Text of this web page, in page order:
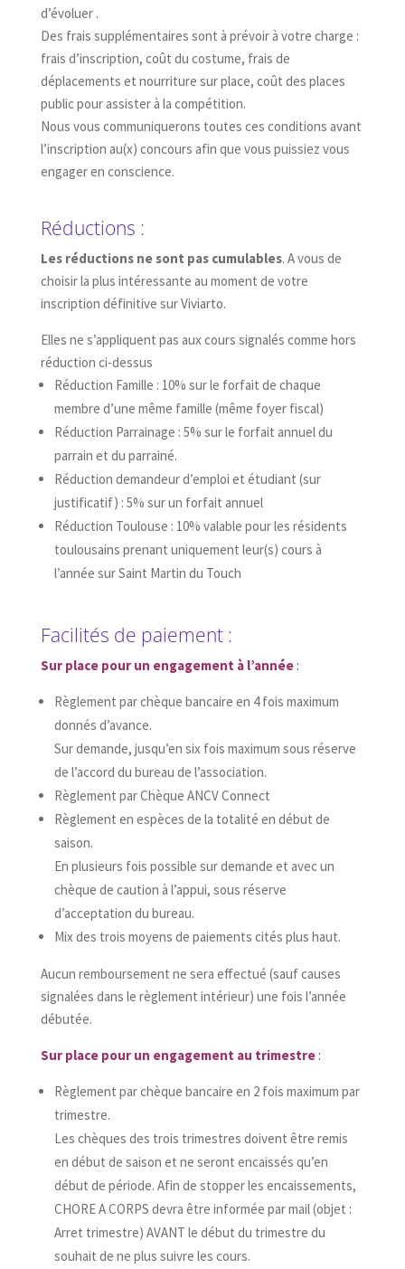
d’évoluer .
Des frais supplémentaires sont à prévoir à votre charge :
frais d’inscription, coût du costume, frais de
déplacements et nourriture sur place, coût des places
public pour assister à la compétition.
Nous vous communiquerons toutes ces conditions avant
l’inscription au(x) concours afin que vous puissiez vous
engager en conscience.
Réductions :
Les réductions ne sont pas cumulables. A vous de
choisir la plus intéressante au moment de votre
inscription définitive sur Viviarto.
Elles ne s’appliquent pas aux cours signalés comme hors
réduction ci-dessus
Réduction Famille : 10% sur le forfait de chaque
membre d’une même famille (même foyer fiscal)
Réduction Parrainage : 5% sur le forfait annuel du
parrain et du parrainé.
Réduction demandeur d’emploi et étudiant (sur
justificatif) : 5% sur un forfait annuel
Réduction Toulouse : 10% valable pour les résidents
toulousains prenant uniquement leur(s) cours à
l’année sur Saint Martin du Touch
Facilités de paiement :
Sur place pour un engagement à l’année:
Règlement par chèque bancaire en 4 fois maximum
donnés d’avance.
Sur demande, jusqu’en six fois maximum sous réserve
de l’accord du bureau de l’association.
Règlement par Chèque ANCV Connect
Règlement en espèces de la totalité en début de
saison.
En plusieurs fois possible sur demande et avec un
chèque de caution à l’appui, sous réserve
d’acceptation du bureau.
Mix des trois moyens de paiements cités plus haut.
Aucun remboursement ne sera effectué (sauf causes
signalées dans le règlement intérieur) une fois l’année
débutée.
Sur place pour un engagement au trimestre:
Règlement par chèque bancaire en 2 fois maximum par
trimestre.
Les chèques des trois trimestres doivent être remis
en début de saison et ne seront encaissés qu’en
début de période. Afin de stopper les encaissements,
CHORE A CORPS devra être informée par mail (objet :
Arret trimestre) AVANT le début du trimestre du
souhait de ne plus suivre les cours.